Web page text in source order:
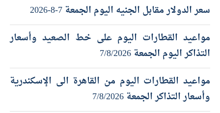
سعر الدولار مقابل الجنيه اليوم الجمعة 7-8-2026
مواعيد القطارات اليوم على خط الصعيد وأسعار
التذاكر اليوم الجمعة 7/8/2026
مواعيد القطارات اليوم من القاهرة الى الإسكندرية
وأسعار التذاكر الجمعة 7/8/2026